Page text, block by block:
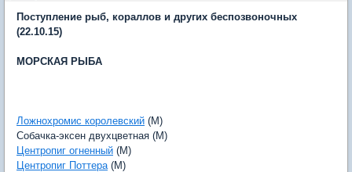
Поступление рыб, кораллов и других беспозвоночных
(22.10.15)
МОРСКАЯ РЫБА
Ложнохромис королевский (M)
Собачка-эксен двухцветная (M)
Центропиг огненный (M)
Центропиг Поттера(M)